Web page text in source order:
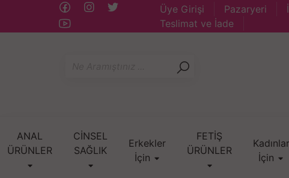
Üye Girişi Pazaryeri
Teslimat ve İade
ANAL
ÜRÜNLER
CİNSEL
SAĞLIK
Erkekler
İçin
FETİŞ
ÜRÜNLER
Kadınlar
İçin